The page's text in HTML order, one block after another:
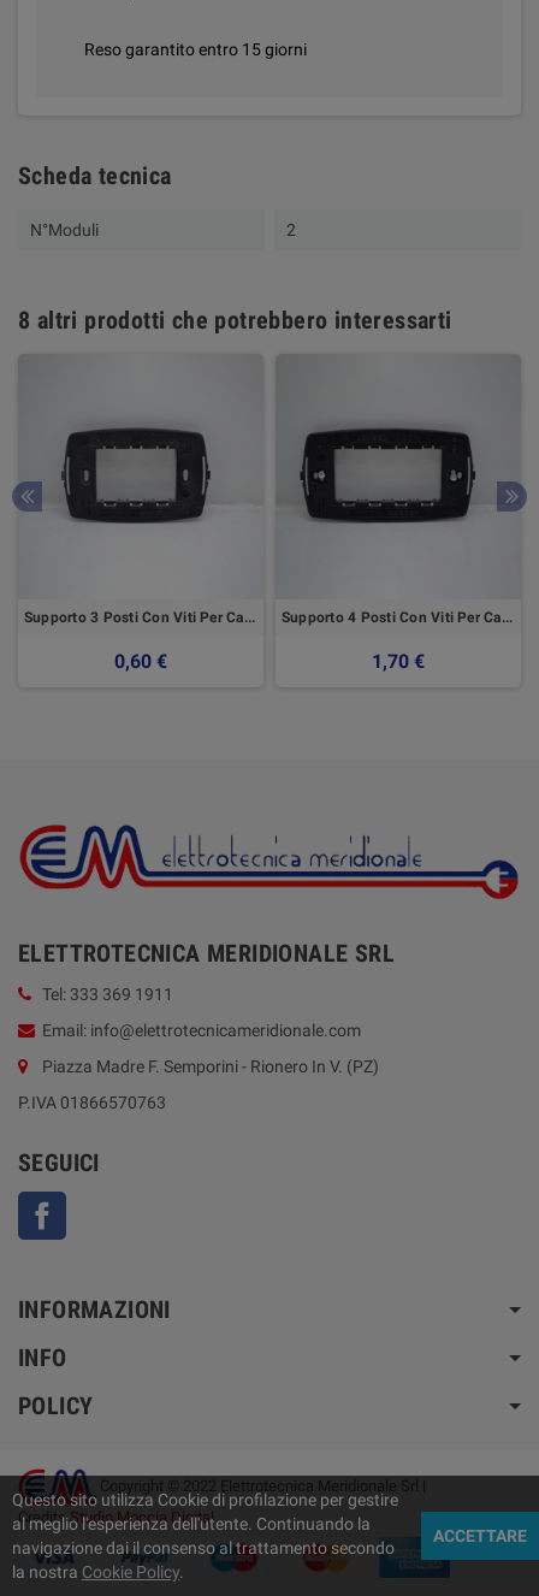
Reso garantito entro 15 giorni
Scheda tecnica
N°Moduli 2
8 altri prodotti che potrebbero interessarti
Supporto 3 Posti Con Viti Per Cassetta - Master
0,60 €
Supporto 4 Posti Con Viti Per Cassetta - Master
1,70 €
ELETTROTECNICA MERIDIONALE SRL
Tel: 333 369 1911
Email: info@elettrotecnicameridionale.com
Piazza Madre F. Semporini - Rionero In V. (PZ)
P.IVA 01866570763
SEGUICI
INFORMAZIONI
INFO
POLICY
Copyright © 2022 Elettrotecnica Meridionale Srl |
CreditsStudio Moccia Digital
Questo sito utilizza Cookie di profilazione per gestire
al meglio l'esperienza dell'utente. Continuando la
navigazione dai il consenso al trattamento secondo
la nostra Cookie Policy.
ACCETTARE